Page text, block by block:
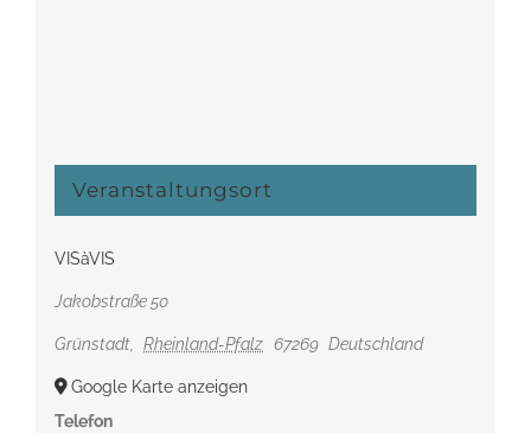
Veranstaltungsort
VISàVIS
Jakobstraße 50
Grünstadt, Rheinland-Pfalz 67269 Deutschland
Google Karte anzeigen
Telefon